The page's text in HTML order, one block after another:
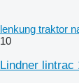
lenkung traktor
10
Lindner lintrac